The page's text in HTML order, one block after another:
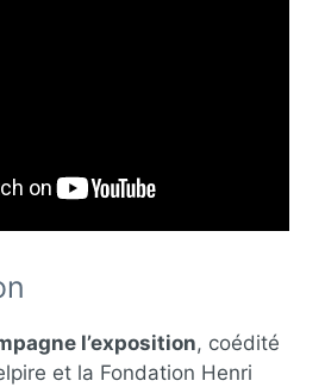
l’exposition, coédité
et la Fondation Henri